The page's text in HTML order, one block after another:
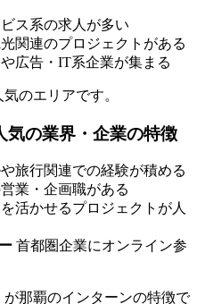
ス系の求人が多い
関連のプロジェクトがある
広告・IT系企業が集まる
のエリアです。
気の業界・企業の特徴
旅行関連での経験が積める
業・企画職がある
活かせるプロジェクトが人
首都圏企業にオンライン参
が那覇のインターンの特徴で